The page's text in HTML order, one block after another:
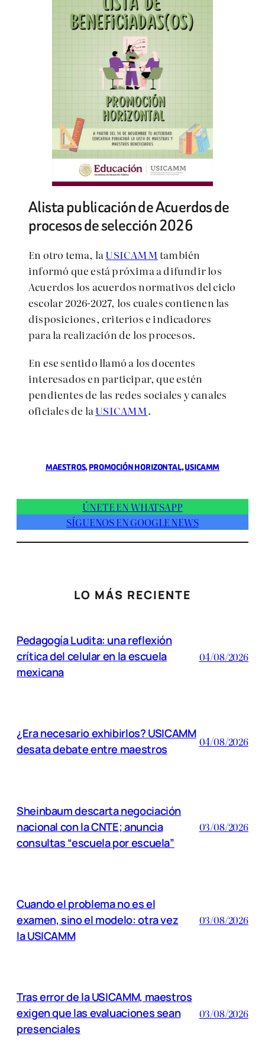
Alista publicación de Acuerdos de
procesos de selección 2026
En otro tema, laUSICAMM también
informó que está próxima a difundir los
Acuerdos los acuerdos normativos del ciclo
escolar 2026-2027, los cuales contienen las
disposiciones, criterios e indicadores
para la realización de los procesos.
En ese sentido llamó a los docentes
interesados en participar, que estén
pendientes de las redes sociales y canales
oficiales de laUSICAMM.
MAESTROS, PROMOCIÓN HORIZONTAL, USICAMM
ÚNETE EN WHATSAPP
SÍGUENOS EN GOOGLE NEWS
LO MÁS RECIENTE
Pedagogía Ludita: una reflexión
crítica del celular en la escuela
mexicana
04/08/2026
¿Era necesario exhibirlos? USICAMM
desata debate entre maestros
04/08/2026
Sheinbaum descarta negociación
nacional con la CNTE; anuncia
consultas “escuela por escuela”
03/08/2026
Cuando el problema no es el
examen, sino el modelo: otra vez
la USICAMM
03/08/2026
Tras error de la USICAMM, maestros
exigen que las evaluaciones sean
presenciales
03/08/2026